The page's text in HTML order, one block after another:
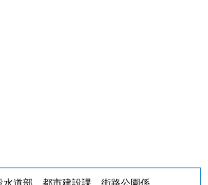
水道部 都市建設課 街路公園係